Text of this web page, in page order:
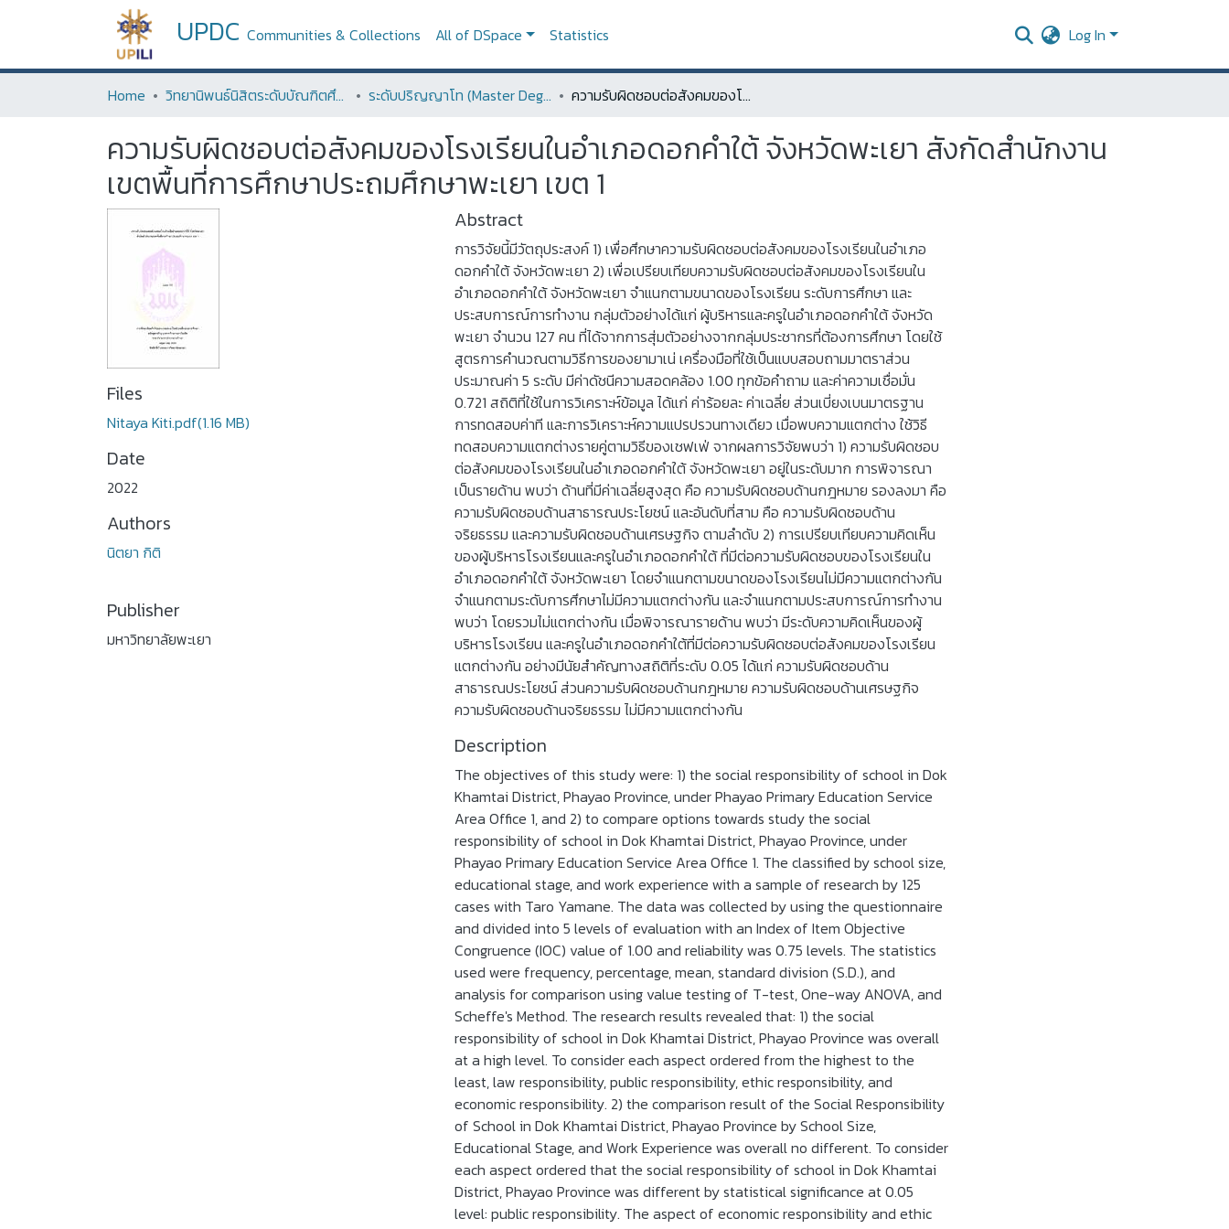
UPDC Communities & Collections All of DSpace Statistics Log In
Home วิทยานิพนธ์นิสิตระดับบัณฑิตศึกษา (Thesis of Graduate Students) ระดับปริญญาโท (Master Degree) ความรับผิดชอบต่อสังคมของโรงเรียนในอำเภอดอกคำใต้ จังหวัดพะเยา สังกัดสำนักงานเขตพื้นที่การศึกษาประถมศึกษาพะเยา เขต 1
ความรับผิดชอบต่อสังคมของโรงเรียนในอำเภอดอกคำใต้ จังหวัดพะเยา สังกัดสำนักงาน
เขตพื้นที่การศึกษาประถมศึกษาพะเยา เขต 1
Files
Nitaya Kiti.pdf(1.16 MB)
Date
2022
Authors
นิตยา กิติ
Publisher
มหาวิทยาลัยพะเยา
Abstract
การวิจัยนี้มีวัตถุประสงค์ 1) เพื่อศึกษาความรับผิดชอบต่อสังคมของโรงเรียนในอำเภอ
ดอกคำใต้ จังหวัดพะเยา 2) เพื่อเปรียบเทียบความรับผิดชอบต่อสังคมของโรงเรียนใน
อำเภอดอกคำใต้ จังหวัดพะเยา จำแนกตามขนาดของโรงเรียน ระดับการศึกษา และ
ประสบการณ์การทำงาน กลุ่มตัวอย่างได้แก่ ผู้บริหารและครูในอำเภอดอกคำใต้ จังหวัด
พะเยา จำนวน 127 คน ที่ได้จากการสุ่มตัวอย่างจากกลุ่มประชากรที่ต้องการศึกษา โดยใช้
สูตรการคำนวณตามวิธีการของยามาเน่ เครื่องมือที่ใช้เป็นแบบสอบถามมาตราส่วน
ประมาณค่า 5 ระดับ มีค่าดัชนีความสอดคล้อง 1.00 ทุกข้อคำถาม และค่าความเชื่อมั่น
0.721 สถิติที่ใช้ในการวิเคราะห์ข้อมูล ได้แก่ ค่าร้อยละ ค่าเฉลี่ย ส่วนเบี่ยงเบนมาตรฐาน
การทดสอบค่าที และการวิเคราะห์ความแปรปรวนทางเดียว เมื่อพบความแตกต่าง ใช้วิธี
ทดสอบความแตกต่างรายคู่ตามวิธีของเชฟเฟ่ จากผลการวิจัยพบว่า 1) ความรับผิดชอบ
ต่อสังคมของโรงเรียนในอำเภอดอกคำใต้ จังหวัดพะเยา อยู่ในระดับมาก การพิจารณา
เป็นรายด้าน พบว่า ด้านที่มีค่าเฉลี่ยสูงสุด คือ ความรับผิดชอบด้านกฎหมาย รองลงมา คือ
ความรับผิดชอบด้านสาธารณประโยชน์ และอันดับที่สาม คือ ความรับผิดชอบด้าน
จริยธรรม และความรับผิดชอบด้านเศรษฐกิจ ตามลำดับ 2) การเปรียบเทียบความคิดเห็น
ของผู้บริหารโรงเรียนและครูในอำเภอดอกคำใต้ ที่มีต่อความรับผิดชอบของโรงเรียนใน
อำเภอดอกคำใต้ จังหวัดพะเยา โดยจำแนกตามขนาดของโรงเรียนไม่มีความแตกต่างกัน
จำแนกตามระดับการศึกษาไม่มีความแตกต่างกัน และจำแนกตามประสบการณ์การทำงาน
พบว่า โดยรวมไม่แตกต่างกัน เมื่อพิจารณารายด้าน พบว่า มีระดับความคิดเห็นของผู้
บริหารโรงเรียน และครูในอำเภอดอกคำใต้ที่มีต่อความรับผิดชอบต่อสังคมของโรงเรียน
แตกต่างกัน อย่างมีนัยสำคัญทางสถิติที่ระดับ 0.05 ได้แก่ ความรับผิดชอบด้าน
สาธารณประโยชน์ ส่วนความรับผิดชอบด้านกฎหมาย ความรับผิดชอบด้านเศรษฐกิจ
ความรับผิดชอบด้านจริยธรรม ไม่มีความแตกต่างกัน
Description
The objectives of this study were: 1) the social responsibility of school in Dok
Khamtai District, Phayao Province, under Phayao Primary Education Service
Area Office 1, and 2) to compare options towards study the social
responsibility of school in Dok Khamtai District, Phayao Province, under
Phayao Primary Education Service Area Office 1. The classified by school size,
educational stage, and work experience with a sample of research by 125
cases with Taro Yamane. The data was collected by using the questionnaire
and divided into 5 levels of evaluation with an Index of Item Objective
Congruence (IOC) value of 1.00 and reliability was 0.75 levels. The statistics
used were frequency, percentage, mean, standard division (S.D.), and
analysis for comparison using value testing of T-test, One-way ANOVA, and
Scheffe's Method. The research results revealed that: 1) the social
responsibility of school in Dok Khamtai District, Phayao Province was overall
at a high level. To consider each aspect ordered from the highest to the
least, law responsibility, public responsibility, ethic responsibility, and
economic responsibility. 2) the comparison result of the Social Responsibility
of School in Dok Khamtai District, Phayao Province by School Size,
Educational Stage, and Work Experience was overall no different. To consider
each aspect ordered that the social responsibility of school in Dok Khamtai
District, Phayao Province was different by statistical significance at 0.05
level: public responsibility. The aspect of economic responsibility and ethic